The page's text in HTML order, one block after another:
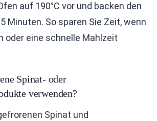
auf 190°C vor und backen den
Minuten. So sparen Sie Zeit, wenn
oder eine schnelle Mahlzeit
Spinat- oder
verwenden?
Spinat und